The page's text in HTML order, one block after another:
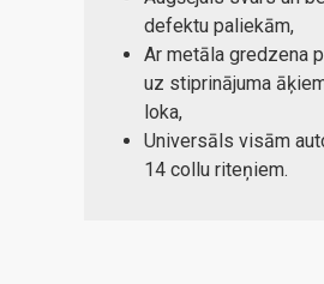
defektu paliekām,
Ar metāla gredzena
uz stiprinājuma
loka,
Universāls visām
14 collu riteņiem.